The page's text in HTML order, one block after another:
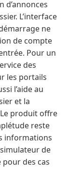
d’annonces
L’interface
ne
de compte
Pour un
des
les portails
l’aide au
et la
produit offre
reste
informations
simulateur de
des cas